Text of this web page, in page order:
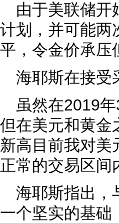
由于美联储开
计划，并可能两
平，令金价承压
海耶斯在接受
虽然在2019
但在美元和黄金
新高目前我对美
正常的交易区间
海耶斯指出，
一个坚实的基础